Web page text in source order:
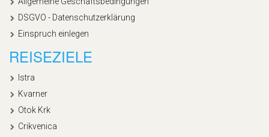
DSGVO - Datenschutzerklärung
Einspruch einlegen
REISEZIELE
Istra
Kvarner
Otok Krk
Crikvenica